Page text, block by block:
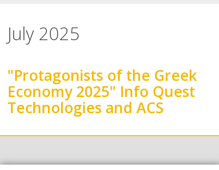
July 2025
"Protagonists of the Greek
Economy 2025" Info Quest
Technologies and ACS